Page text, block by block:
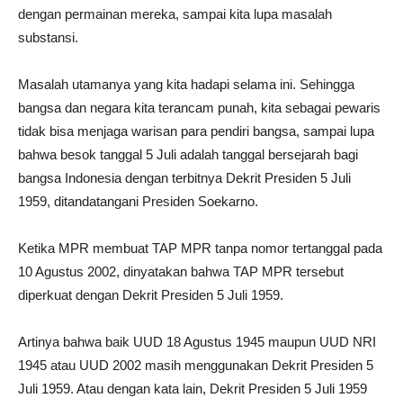
dengan permainan mereka, sampai kita lupa masalah
substansi.
Masalah utamanya yang kita hadapi selama ini. Sehingga
bangsa dan negara kita terancam punah, kita sebagai pewaris
tidak bisa menjaga warisan para pendiri bangsa, sampai lupa
bahwa besok tanggal 5 Juli adalah tanggal bersejarah bagi
bangsa Indonesia dengan terbitnya Dekrit Presiden 5 Juli
1959, ditandatangani Presiden Soekarno.
Ketika MPR membuat TAP MPR tanpa nomor tertanggal pada
10 Agustus 2002, dinyatakan bahwa TAP MPR tersebut
diperkuat dengan Dekrit Presiden 5 Juli 1959.
Artinya bahwa baik UUD 18 Agustus 1945 maupun UUD NRI
1945 atau UUD 2002 masih menggunakan Dekrit Presiden 5
Juli 1959. Atau dengan kata lain, Dekrit Presiden 5 Juli 1959